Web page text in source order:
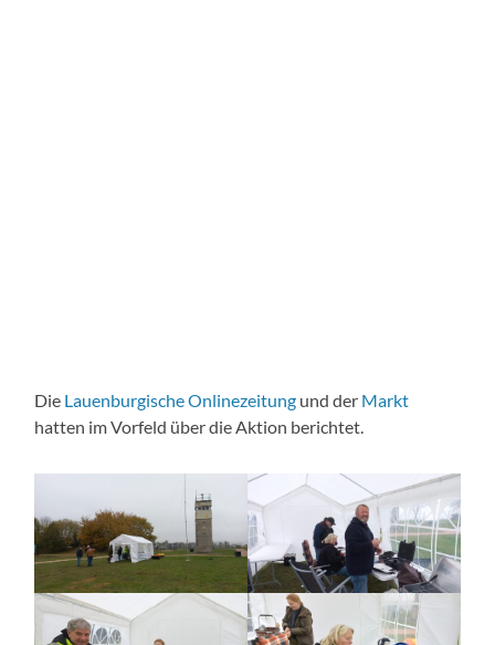
Die Lauenburgische Onlinezeitung und der Markt
hatten im Vorfeld über die Aktion berichtet.